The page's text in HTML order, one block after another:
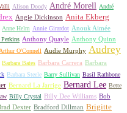
Alison Doody André Morell André
Angie Dickinson Anita Ekberg
Anne Helm Annie Girardot Anouk Aimée
Anthony Quayle Anthony Quinn
Arthur O'Connell Audie Murphy Audrey
Barbara Bates Barbara Carrera Barbara
Barbara Steele Barry Sullivan Basil Rathbone
Bernard La Jarrige Bernard Lee Bette
Billy Crystal Billy Dee Williams Bob
Dexter Bradford Dillman Brigitte